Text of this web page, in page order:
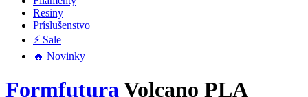
Resiny
Príslušenstvo
⚡ Sale
🔥 Novinky
FormfuturaVolcano PLA